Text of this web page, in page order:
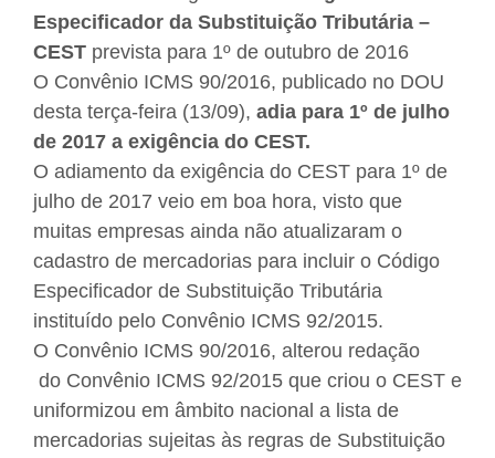
Especificador da Substituição Tributária –
CEST prevista para 1º de outubro de 2016
O Convênio ICMS 90/2016, publicado no DOU
desta terça-feira (13/09), adia para 1º de julho
de 2017 a exigência do CEST.
O adiamento da exigência do CEST para 1º de
julho de 2017 veio em boa hora, visto que
muitas empresas ainda não atualizaram o
cadastro de mercadorias para incluir o Código
Especificador de Substituição Tributária
instituído pelo Convênio ICMS 92/2015.
O Convênio ICMS 90/2016, alterou redação
do Convênio ICMS 92/2015 que criou o CEST e
uniformizou em âmbito nacional a lista de
mercadorias sujeitas às regras de Substituição